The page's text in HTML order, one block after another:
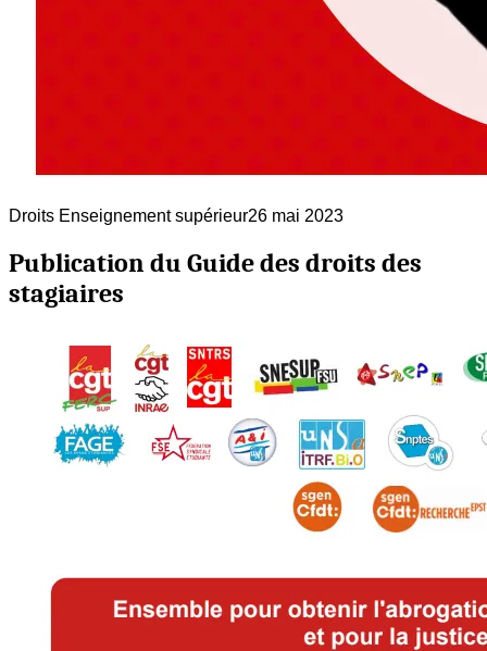
Droits Enseignement supérieur26 mai 2023
Publication du Guide des droits des
stagiaires